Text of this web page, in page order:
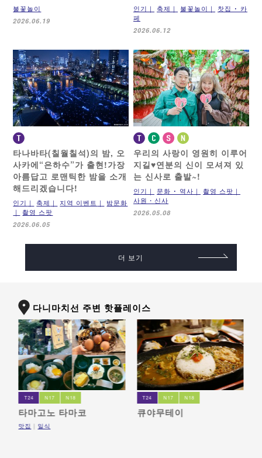
불꽃놀이
2026.06.19
인기 축제 불꽃놀이
찻집 ･ 카
페
2026.06.12
타나바타(칠월칠석)의 밤, 오
사카에“은하수”가 출현!가장
아름답고 로맨틱한 밤을 소개
해드리겠습니다!
인기 축제 지역 이벤트
밤문화
촬영 스팟
2026.06.05
우리의 사랑이 영원히 이루어
지길♥연분의 신이 모셔져 있
는 신사로 출발~!
인기 문화 ･ 역사
촬영 스팟
사원・신사
2026.05.08
더 보기
다니마치선 주변 핫플레이스
T24 N17 N18
타마고노 타마코
맛집 일식
T24 N17 N18
큐야무테이